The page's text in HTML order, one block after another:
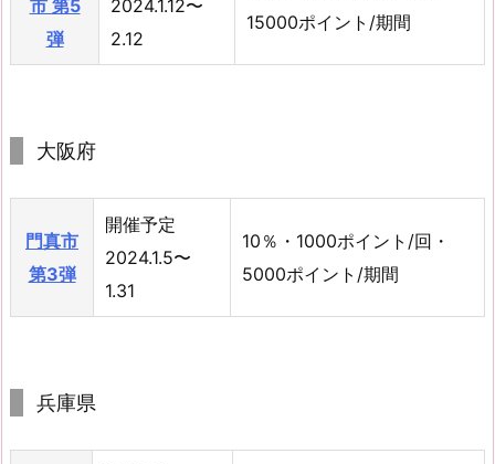
市 第5
弾
2024.1.12〜
2.12
15000ポイント/期間
大阪府
門真市
第3弾
開催予定
2024.1.5〜
1.31
10％・1000ポイント/回・
5000ポイント/期間
兵庫県